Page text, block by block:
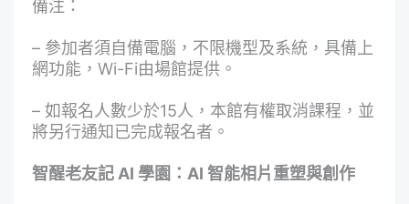
備注：
– 參加者須自備電腦，不限機型及系統，具備上
網功能，Wi-Fi由場館提供。
– 如報名人數少於15人，本館有權取消課程，並
將另行通知已完成報名者。
智醒老友記 AI 學園：AI 智能相片重塑與創作